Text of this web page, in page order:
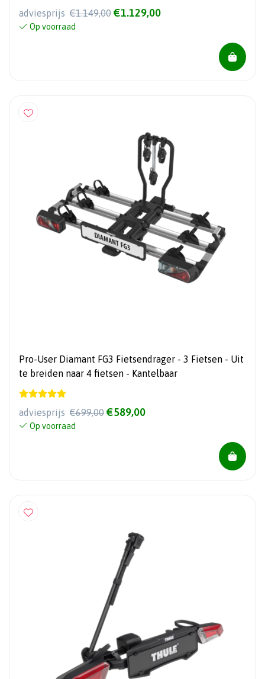
adviesprijs €1.149,00 €1.129,00
Op voorraad
Pro-User Diamant FG3 Fietsendrager - 3 Fietsen - Uit
te breiden naar 4 fietsen - Kantelbaar
adviesprijs €699,00 €589,00
Op voorraad